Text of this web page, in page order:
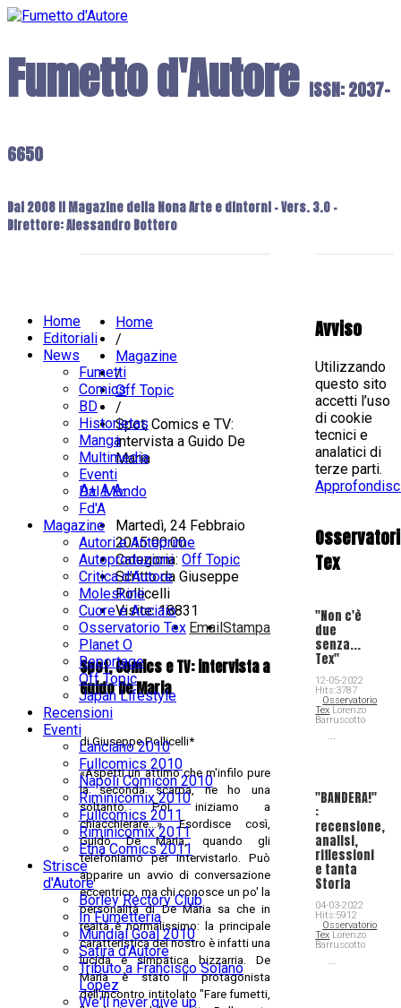
Fumetto d'Autore ISSN: 2037-
6650
Dal 2008 il Magazine della Nona Arte e dintorni - Vers. 3.0 -
Direttore: Alessandro Bottero
Home
/
Magazine
/
Off Topic
/
Spot, Comics e TV:
intervista a Guido De
Maria
A+ A A-
Martedì, 24 Febbraio
2015 00:00
Categoria:Off Topic
Scritto daGiuseppe
Pollicelli
Visite: 18831
Stampa
Email
Spot, Comics e TV: intervista a
Guido De Maria
di Giuseppe Pollicelli*
«Aspetti un attimo che m'infilo pure
la seconda scarpa, ne ho una
soltanto. Poi iniziamo a
chiacchierare...». Esordisce così,
Guido De Maria, quando gli
telefoniamo per intervistarlo. Può
apparire un avvio di conversazione
eccentrico, ma chi conosce un po' la
personalità di De Maria sa che in
realtà è normalissimo: la principale
caratteristica del nostro è infatti una
lucida e simpatica bizzarria. De
Maria è stato il protagonista
dell'incontro intitolato "Fare fumetti,
Avviso
Utilizzando
questo sito
accetti l’uso
di cookie
tecnici e
analatici di
terze parti.
Tex
"Non c'è
due
senza...
Tex"
12-05-2022
Hits:3787
Osservatorio
Tex Lorenzo
Barruscotto
"BANDERA!"
:
recensione,
analisi,
riflessioni
e tanta
Storia
04-03-2022
Hits:5912
Osservatorio
Tex Lorenzo
Barruscotto
...
Home
Editoriali
News
Fumetti
Comics
BD
Historietas
Manga
Multimedia
Eventi
Dal Mondo
Fd'A
Magazine
Autori e Anteprime
Autoproduzioni
Critica d'Autore
Moleskine
Cuore e Acciaio
Osservatorio Tex
Planet O
Reportage
Off Topic
Japan Lifestyle
Recensioni
Eventi
Lanciano 2010
Fullcomics 2010
Napoli Comicon 2010
Riminicomix 2010
Fullcomics 2011
Riminicomix 2011
Etna Comics 2011
Strisce
d'Autore
Borley Rectory Club
In Fumetteria
Mundial Goal 2010
Satira d'Autore
Tributo a Francisco Solano
Lopez
We'll never give up